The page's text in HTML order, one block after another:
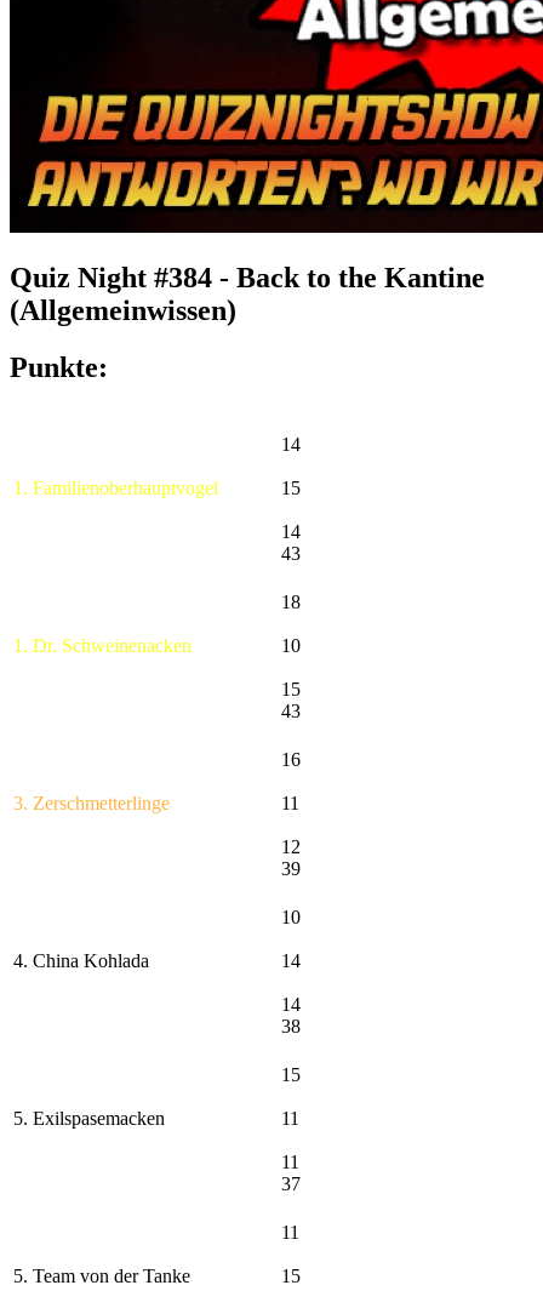
Quiz Night #384 - Back to the Kantine
(Allgemeinwissen)
Punkte:
1. Familienoberhauptvogel
14
15
14
43
1. Dr. Schweinenacken
18
10
15
43
3. Zerschmetterlinge
16
11
12
39
4. China Kohlada
10
14
14
38
5. Exilspasemacken
15
11
11
37
5. Team von der Tanke
11
15